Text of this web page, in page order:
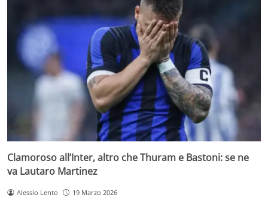
Clamoroso all’Inter, altro che Thuram e Bastoni: se ne
va Lautaro Martinez
Alessio Lento 19 Marzo 2026